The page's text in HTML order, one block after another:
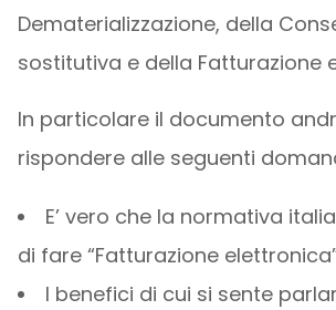
Dematerializzazione, della
sostitutiva e della Fatturazione
In particolare il documento
rispondere alle seguenti
E’ vero che la normativa
di fare “Fatturazione
I benefici di cui si sente